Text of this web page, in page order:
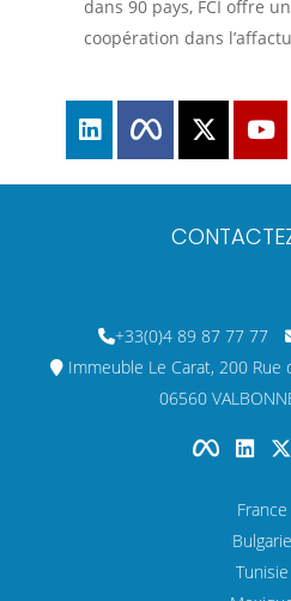
dans 90 pays, FCI offre
coopération dans
+33(0)4 89 87 77 77
Immeuble Le Carat, 200 Rue
06560
France
Bulgarie
Tunisie